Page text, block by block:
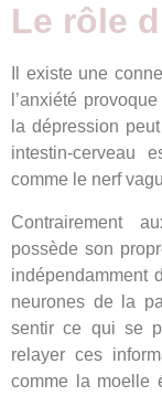
Le rôle
Il existe une
l’anxiété
la dépression
intestin-cerveau
comme le nerf
Contrairement
possède son
indépendamment
neurones de la
sentir ce qui se
relayer ces
comme la moelle